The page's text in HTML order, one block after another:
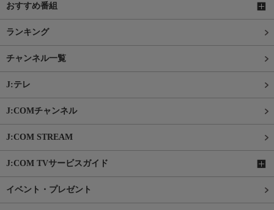
おすすめ番組
ランキング
チャンネル一覧
J:テレ
J:COMチャンネル
J:COM STREAM
J:COM TVサービスガイド
イベント・プレゼント